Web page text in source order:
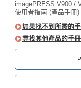
imagePRESS V900 /
使用者指南 (產品手冊)
如果找不到所需的
尋找其他產品的手冊